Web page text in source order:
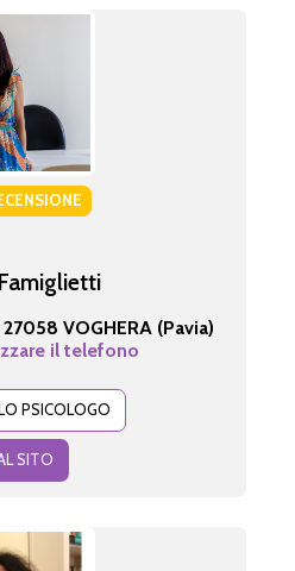
27058 VOGHERA (Pavia)
il telefono
PSICOLOGO
SITO